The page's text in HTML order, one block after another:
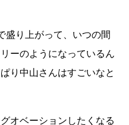
盛り上がって、いつの間
ーのようになっているん
り中山さんはすごいなと
オベーションしたくなる